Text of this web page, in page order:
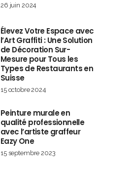
26 juin 2024
Élevez Votre Espace avec
l’Art Graffiti : Une Solution
de Décoration Sur-
Mesure pour Tous les
Types de Restaurants en
Suisse
15 octobre 2024
Peinture murale en
qualité professionnelle
avec l’artiste graffeur
Eazy One
15 septembre 2023